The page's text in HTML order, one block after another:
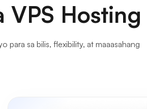
VPS Hosting
para sa bilis, flexibility, at maaasahang